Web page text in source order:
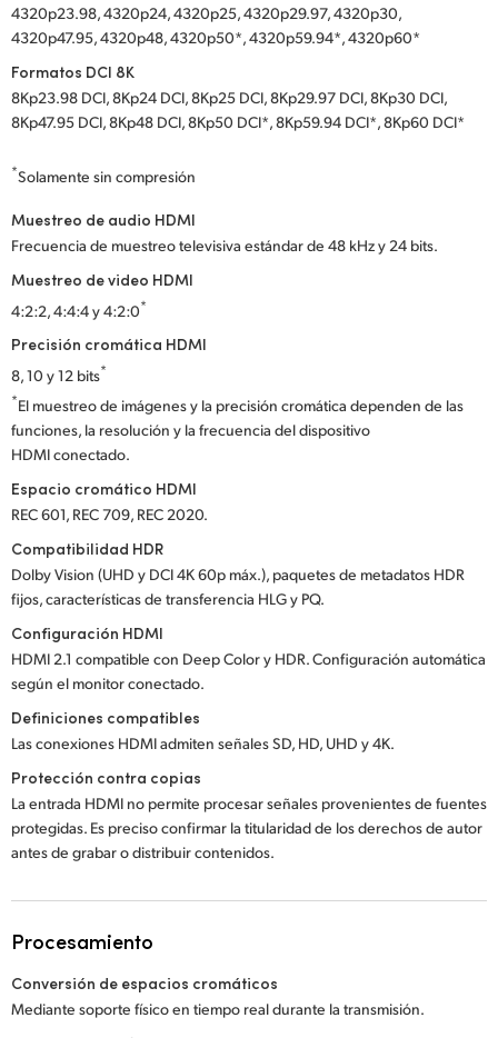
4320p23.98, 4320p24, 4320p25, 4320p29.97, 4320p30,
4320p47.95, 4320p48, 4320p50*, 4320p59.94*, 4320p60*
Formatos DCI 8K
8Kp23.98 DCI, 8Kp24 DCI, 8Kp25 DCI, 8Kp29.97 DCI, 8Kp30 DCI,
8Kp47.95 DCI, 8Kp48 DCI, 8Kp50 DCI*, 8Kp59.94 DCI*, 8Kp60 DCI*
*Solamente sin compresión
Muestreo de audio HDMI
Frecuencia de muestreo televisiva estándar de 48 kHz y 24 bits.
Muestreo de video HDMI
4:2:2, 4:4:4 y 4:2:0*
Precisión cromática HDMI
8, 10 y 12 bits*
*El muestreo de imágenes y la precisión cromática dependen de las
funciones, la resolución y la frecuencia del dispositivo
HDMI conectado.
Espacio cromático HDMI
REC 601, REC 709, REC 2020.
Compatibilidad HDR
Dolby Vision (UHD y DCI 4K 60p máx.), paquetes de metadatos HDR
fijos, características de transferencia HLG y PQ.
Configuración HDMI
HDMI 2.1 compatible con Deep Color y HDR. Configuración automática
según el monitor conectado.
Definiciones compatibles
Las conexiones HDMI admiten señales SD, HD, UHD y 4K.
Protección contra copias
La entrada HDMI no permite procesar señales provenientes de fuentes
protegidas. Es preciso confirmar la titularidad de los derechos de autor
antes de grabar o distribuir contenidos.
Procesamiento
Conversión de espacios cromáticos
Mediante soporte físico en tiempo real durante la transmisión.